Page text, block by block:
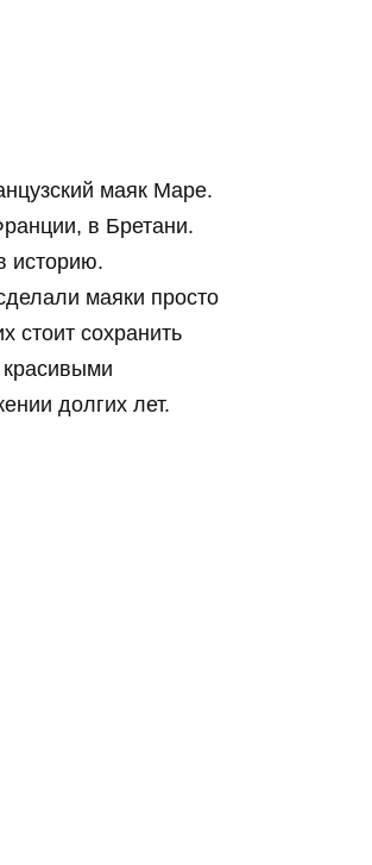
маяк Маре.
в Бретани.
историю.
маяки просто
стоит сохранить
долгих лет.